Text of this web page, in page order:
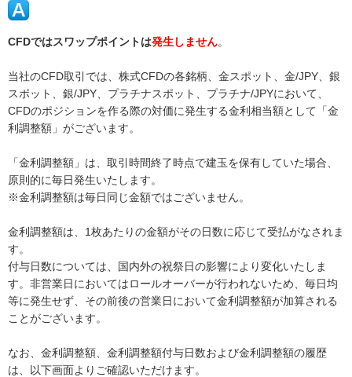
CFDではスワップポイントは発生しません。
当社のCFD取引では、株式CFDの各銘柄、金スポット、金/JPY、銀
スポット、銀/JPY、プラチナスポット、プラチナ/JPYにおいて、
CFDのポジションを作る際の対価に発生する金利相当額として「金
利調整額」がございます。
「金利調整額」は、取引時間終了時点で建玉を保有していた場合、
原則的に毎日発生いたします。
※金利調整額は毎日同じ金額ではございません。
金利調整額は、1枚あたりの金額がその日数に応じて受払がなされま
す。
付与日数については、国内外の祝祭日の影響により変化いたしま
す。非営業日においてはロールオーバーが行われないため、毎日均
等に発生せず、その前後の営業日において金利調整額が加算される
ことがございます。
なお、金利調整額、金利調整額付与日数および金利調整額の履歴
は、以下画面よりご確認いただけます。